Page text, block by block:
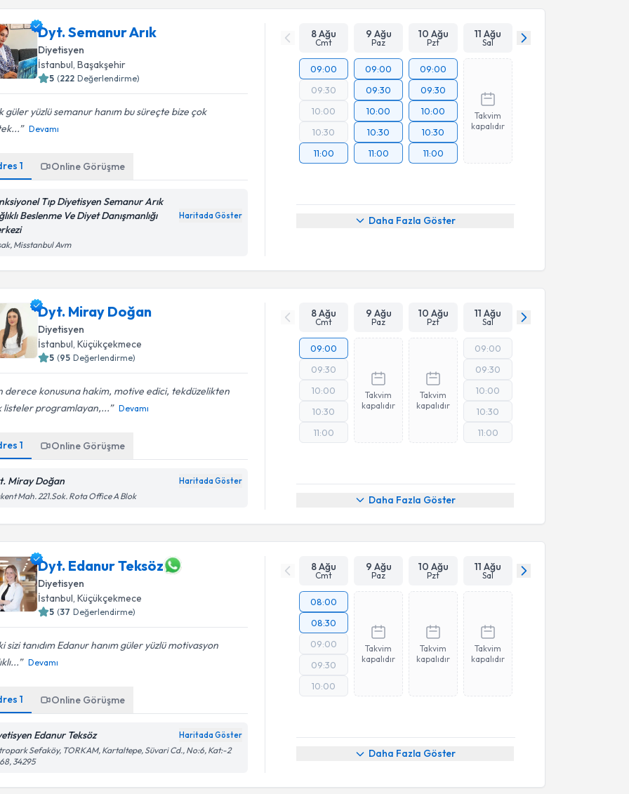
Dyt. Semanur Arık
Diyetisyen
İstanbul , Başakşehir
5 (222 Değerlendirme)
güler yüzlü semanur hanım bu süreçte bize çok
Devamı
1 Online Görüşme
Tıp Diyetisyen Semanur Arık
Beslenme Ve Diyet Danışmanlığı
Haritada Göster
Misstanbul Avm
8 Ağu
Cmt
9 Ağu
Paz
10 Ağu
Pzt
11 Ağu
Sal
09:00
09:30
10:00
10:30
11:00
09:00
09:30
10:00
10:30
11:00
09:00
09:30
10:00
10:30
11:00
Takvim
kapalıdır
Daha Fazla Göster
Dyt. Miray Doğan
Diyetisyen
İstanbul , Küçükçekmece
5 (95 Değerlendirme)
derece konusuna hakim, motive edici, tekdüzelikten
listeler programlayan,...
Devamı
1 Online Görüşme
Miray Doğan Haritada Göster
Mah. 221.Sok. Rota Office A Blok
8 Ağu
Cmt
9 Ağu
Paz
10 Ağu
Pzt
11 Ağu
Sal
09:00
09:30
10:00
10:30
11:00
Takvim
kapalıdır
Takvim
kapalıdır
09:00
09:30
10:00
10:30
11:00
Daha Fazla Göster
Dyt. Edanur Teksöz
Diyetisyen
İstanbul, Küçükçekmece
5 (37 Değerlendirme)
sizi tanıdım Edanur hanım güler yüzlü motivasyon
Devamı
1 Online Görüşme
Edanur Teksöz Haritada Göster
Sefaköy, TORKAM, Kartaltepe, Süvari Cd., No:6, Kat:-2
34295
8 Ağu
Cmt
9 Ağu
Paz
10 Ağu
Pzt
11 Ağu
Sal
08:00
08:30
09:00
09:30
10:00
Takvim
kapalıdır
Takvim
kapalıdır
Takvim
kapalıdır
Daha Fazla Göster